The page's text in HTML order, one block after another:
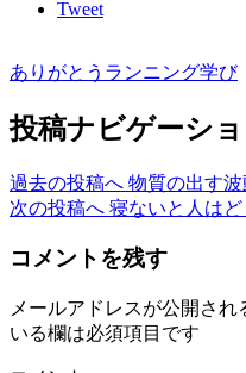
Tweet
ありがとう ランニング学び
投稿ナビゲーシ
過去の投稿へ 物質の出す波
次の投稿へ 寝ないと人は
コメントを残す
メールアドレスが公開され
いる欄は必須項目です